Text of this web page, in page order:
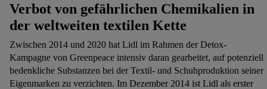
Verbot von gefährlichen Chemikalien in
der weltweiten textilen Kette
Zwischen 2014 und 2020 hat Lidl im Rahmen der Detox-
Kampagne von Greenpeace intensiv daran gearbeitet, auf potenziell
bedenkliche Substanzen bei der Textil- und Schuhproduktion seiner
Eigenmarken zu verzichten. Im Dezember 2014 ist Lidl als erster